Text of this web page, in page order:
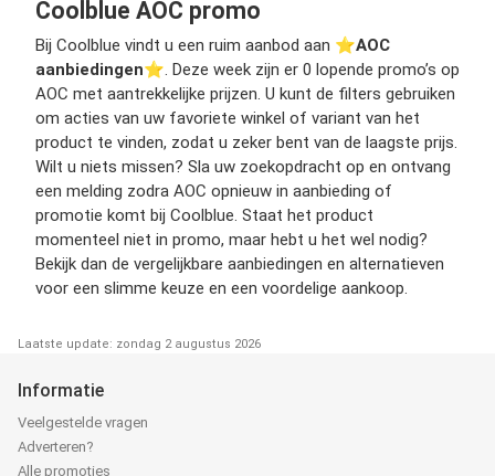
Coolblue AOC promo
Bij Coolblue vindt u een ruim aanbod aan ⭐️AOC
aanbiedingen⭐️. Deze week zijn er 0 lopende promo’s op
AOC met aantrekkelijke prijzen. U kunt de filters gebruiken
om acties van uw favoriete winkel of variant van het
product te vinden, zodat u zeker bent van de laagste prijs.
Wilt u niets missen? Sla uw zoekopdracht op en ontvang
een melding zodra AOC opnieuw in aanbieding of
promotie komt bij Coolblue. Staat het product
momenteel niet in promo, maar hebt u het wel nodig?
Bekijk dan de vergelijkbare aanbiedingen en alternatieven
voor een slimme keuze en een voordelige aankoop.
Laatste update: zondag 2 augustus 2026
Informatie
Veelgestelde vragen
Adverteren?
Alle promoties